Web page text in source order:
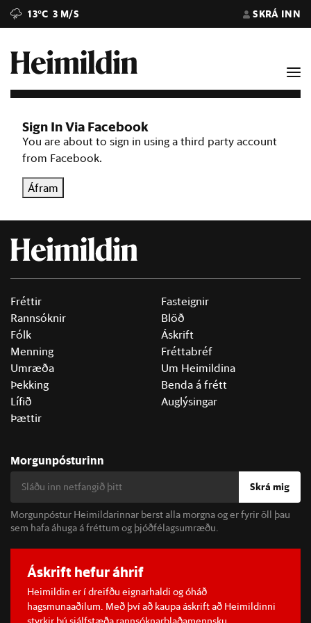
13°C 3 M/S SKRÁ INN
Sign In Via Facebook
You are about to sign in using a third party account
from Facebook.
Áfram
Fréttir
Rannsóknir
Fólk
Menning
Umræða
Þekking
Lífið
Þættir
Fasteignir
Blöð
Áskrift
Fréttabréf
Um Heimildina
Benda á frétt
Auglýsingar
Morgunpósturinn
Skrá mig
Morgunpóstur Heimildarinnar berst alla morgna og er fyrir öll þau
sem hafa áhuga á fréttum og þjóðfélagsumræðu.
Áskrift hefur áhrif
Heimildin er í dreifðu eignarhaldi og óháð
hagsmunaaðilum. Með því að kaupa áskrift að Heimildinni